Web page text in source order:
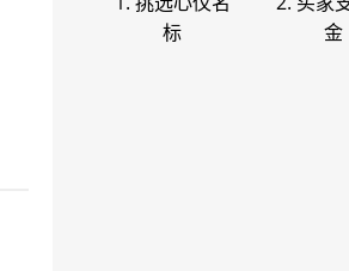
标
金